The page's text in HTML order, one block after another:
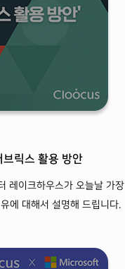
릭스 활용 방안
레이크하우스가 오늘날 가장
에 대해서 설명해 드립니다.